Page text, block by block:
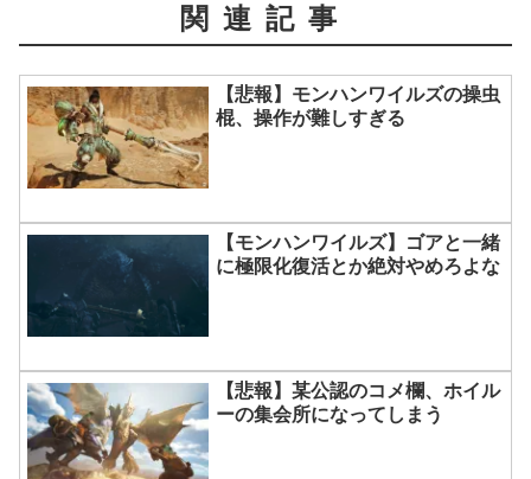
関連記事
【悲報】モンハンワイルズの操虫
棍、操作が難しすぎる
【モンハンワイルズ】ゴアと一緒
に極限化復活とか絶対やめろよな
【悲報】某公認のコメ欄、ホイル
ーの集会所になってしまう